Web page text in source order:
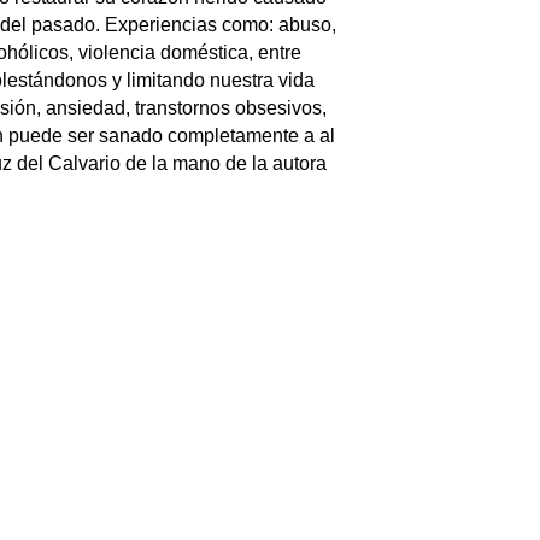
pasado. Experiencias como: abuso,
violencia doméstica, entre
y limitando nuestra vida
ansiedad, transtornos obsesivos,
ser sanado completamente a al
del Calvario de la mano de la autora